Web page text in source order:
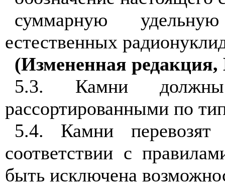
суммарную
естественных
(Измененная
5.3. Камни
рассортированными по
5.4. Камни
соответствии с
быть исключена